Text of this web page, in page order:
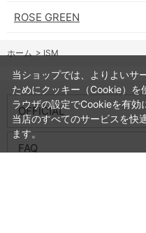
ROSE GREEN
ホーム >ISM
OFFICIAL
FAQ
当ショップでは、よりよいサ
ためにクッキー（Cookie）を
ラウザの設定でCookieを有効
当店のすべてのサービスを快
ます。